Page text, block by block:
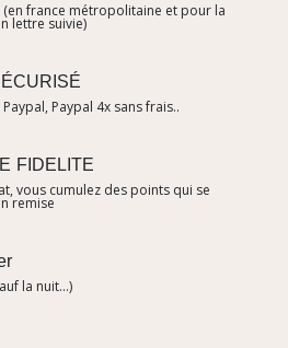
(en france métropolitaine et pour la
lettre suivie)
Paypal 4x sans frais..
FIDELITE
vous cumulez des points qui se
remise
la nuit...)